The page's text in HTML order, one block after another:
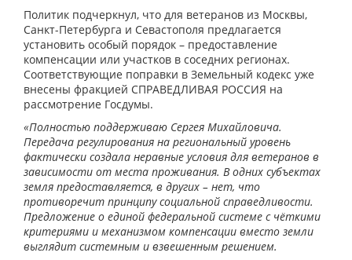
Политик подчеркнул, что для ветеранов из Москвы,
Санкт-Петербурга и Севастополя предлагается
установить особый порядок – предоставление
компенсации или участков в соседних регионах.
Соответствующие поправки в Земельный кодекс уже
внесены фракцией СПРАВЕДЛИВАЯ РОССИЯ на
рассмотрение Госдумы.
«Полностью поддерживаю Сергея Михайловича.
Передача регулирования на региональный уровень
фактически создала неравные условия для ветеранов в
зависимости от места проживания. В одних субъектах
земля предоставляется, в других – нет, что
противоречит принципу социальной справедливости.
Предложение о единой федеральной системе с чёткими
критериями и механизмом компенсации вместо земли
выглядит системным и взвешенным решением.